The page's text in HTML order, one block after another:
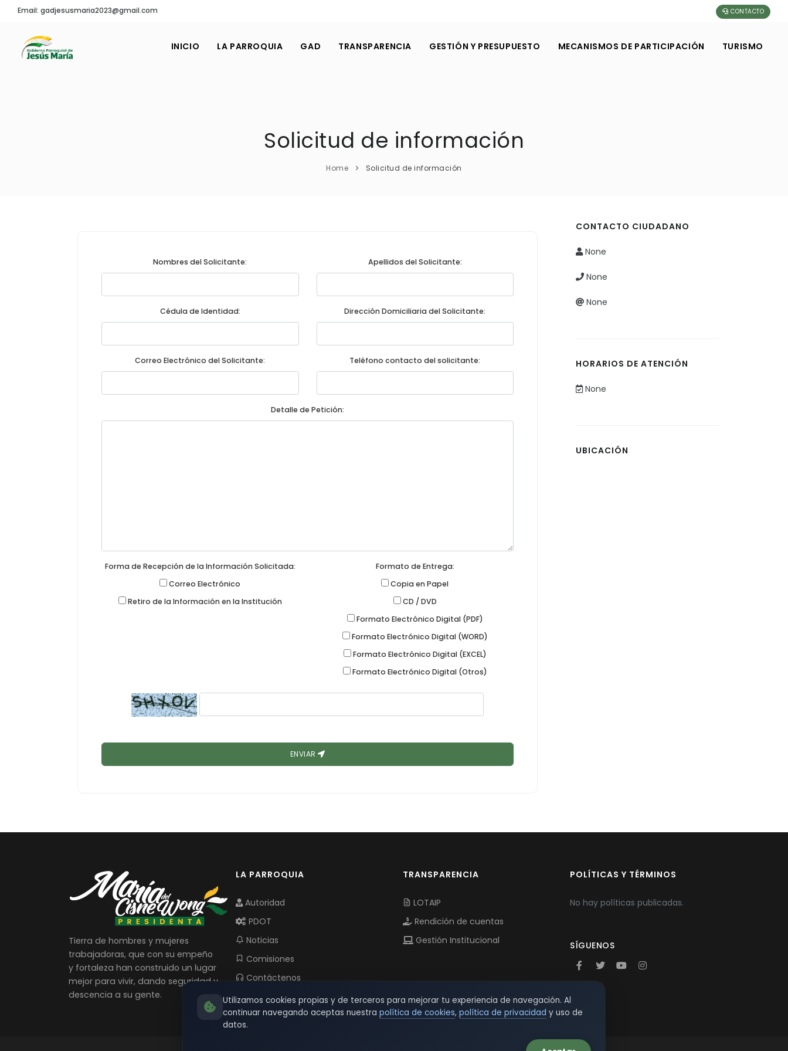
Email: gadjesusmaria2023@gmail.com CONTACTO
INICIO LA PARROQUIA GAD TRANSPARENCIA GESTIÓN Y PRESUPUESTO MECANISMOS DE PARTICIPACIÓN TURISMO
Solicitud de información
Home Solicitud de información
Nombres del Solicitante: Apellidos del Solicitante:
Cédula de Identidad: Dirección Domiciliaria del Solicitante:
Correo Electrónico del Solicitante: Teléfono contacto del solicitante:
Detalle de Petición:
Forma de Recepción de la Información Solicitada:
Correo Electrónico
Retiro de la Información en la Institución
Formato de Entrega:
Copia en Papel
CD / DVD
Formato Electrónico Digital (PDF)
Formato Electrónico Digital (WORD)
Formato Electrónico Digital (EXCEL)
Formato Electrónico Digital (Otros)
ENVIAR
CONTACTO CIUDADANO
None
None
None
HORARIOS DE ATENCIÓN
None
UBICACIÓN
Tierra de hombres y mujeres
trabajadoras, que con su empeño
y fortaleza han construido un lugar
mejor para vivir, dando seguridad y
descencia a su gente.
LA PARROQUIA
Autoridad
PDOT
Noticias
Comisiones
Contáctenos
TRANSPARENCIA
LOTAIP
Rendición de cuentas
Gestión Institucional
POLÍTICAS Y TÉRMINOS
No hay políticas publicadas.
SÍGUENOS
Utilizamos cookies propias y de terceros para mejorar tu experiencia de navegación. Al
continuar navegando aceptas nuestra política de cookies, política de privacidad y uso de
datos.